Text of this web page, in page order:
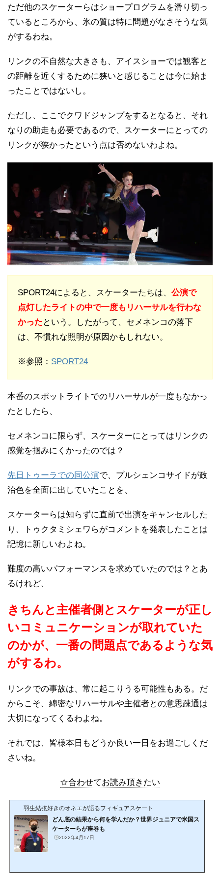
ただ他のスケーターらはショープログラムを滑り切っ
ているところから、氷の質は特に問題がなさそうな気
がするわね。
リンクの不自然な大きさも、アイスショーでは観客と
の距離を近くするために狭いと感じることは今に始ま
ったことではないし。
ただし、ここでクワドジャンプをするとなると、それ
なりの助走も必要であるので、スケーターにとっての
リンクが狭かったという点は否めないわよね。
SPORT24によると、スケーターたちは、 公演で
点灯したライトの中で一度もリハーサルを行わな
かった という。したがって、セメネンコの落下
は、不慣れな照明が原因かもしれない。
※参照： SPORT24
本番のスポットライトでのリハーサルが一度もなかっ
たとしたら、
セメネンコに限らず、スケーターにとってはリンクの
感覚を掴みにくかったのでは？
先日トゥーラでの同公演で、プルシェンコサイドが政
治色を全面に出していたことを、
スケーターらは知らずに直前で出演をキャンセルした
り、トゥクタミシェワらがコメントを発表したことは
記憶に新しいわよね。
難度の高いパフォーマンスを求めていたのでは？とあ
るけれど、
きちんと主催者側とスケーターが正し
いコミュニケーションが取れていた
のかが、一番の問題点であるような気
がするわ。
リンクでの事故は、常に起こりうる可能性もある。だ
からこそ、綿密なリハーサルや主催者との意思疎通は
大切になってくるわよね。
それでは、皆様本日もどうか良い一日をお過ごしくだ
さいね。
☆合わせてお読み頂きたい
羽生結弦好きのオネエが語るフィギュアスケート
どん底の結果から何を学んだか？世界ジュニアで米国ス
ケーターらが座巻も
2022年4月17日